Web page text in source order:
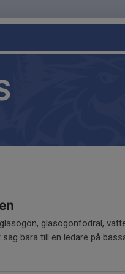
glasögonfodral,
bara till en ledare på